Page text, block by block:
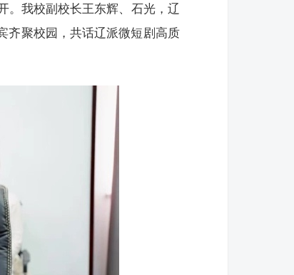
。我校副校长王东辉、石光，辽
齐聚校园，共话辽派微短剧高质